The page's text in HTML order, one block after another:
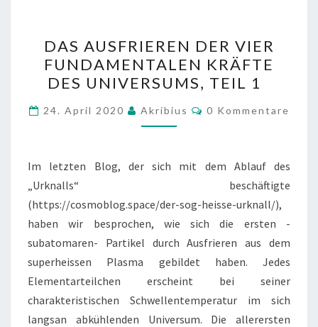
AUSFRIEREN
DER
VIER
FUNDAMENTALEN
KRÄFTE
UNIVERSUMS,
1
DAS AUSFRIEREN DER VIER
FUNDAMENTALEN KRÄFTE
DES UNIVERSUMS, TEIL 1
24. April 2020 Akribius Kommentare
0 Kommentare
Im letzten Blog, der sich mit dem Ablauf des
„Urknalls“ beschäftigte
(https://cosmoblog.space/der-sog-heisse-urknall/),
haben wir besprochen, wie sich die ersten -
subatomaren- Partikel durch Ausfrieren aus dem
superheissen Plasma gebildet haben. Jedes
Elementarteilchen erscheint bei seiner
charakteristischen Schwellentemperatur im sich
langsan abkühlenden Universum. Die allerersten